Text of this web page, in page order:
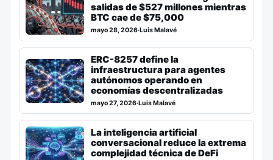
salidas de $527 millones mientras
BTC cae de $75,000
mayo 28, 2026·Luis Malavé
ERC-8257 define la
infraestructura para agentes
autónomos operando en
economías descentralizadas
mayo 27, 2026·Luis Malavé
La inteligencia artificial
conversacional reduce la extrema
complejidad técnica de DeFi